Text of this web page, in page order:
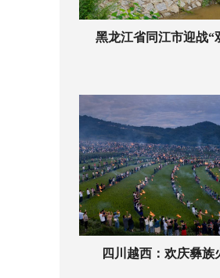
黑龙江省同江市迎战“
四川越西：欢庆彝族